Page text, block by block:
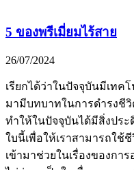
5 ของพรีเมี่ยมไร้สาย
26/07/2024
เรียกได้ว่าในปัจจุบันมีเทค
มามีบทบาทในการดำรงชี
ทำให้ในปัจจุบันได้มีสิ่งปร
ใบนี้เพื่อให้เราสามารถใช้
เข้ามาช่วยในเรื่องของกา